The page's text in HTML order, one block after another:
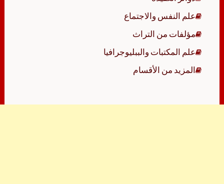
علم النفس والاجتماع
مؤلفات من التراث
علم المكتبات والببليوجرافيا
المزيد من الأقسام